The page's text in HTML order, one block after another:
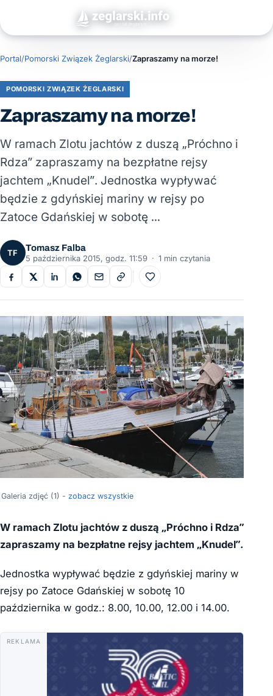
Portal/Pomorski Związek Żeglarski/Zapraszamy na morze!
POMORSKI ZWIĄZEK ŻEGLARSKI
Zapraszamy na morze!
W ramach Zlotu jachtów z duszą „Próchno i
Rdza” zapraszamy na bezpłatne rejsy
jachtem „Knudel”. Jednostka wypływać
będzie z gdyńskiej mariny w rejsy po
Zatoce Gdańskiej w sobotę …
TF
Tomasz Falba
5 października 2015, godz. 11:59 · 1 min czytania
Do ulubionych
Galeria zdjęć (1) - zobacz wszystkie
W ramach Zlotu jachtów z duszą „Próchno i Rdza”
zapraszamy na bezpłatne rejsy jachtem „Knudel”.
Jednostka wypływać będzie z gdyńskiej mariny w
rejsy po Zatoce Gdańskiej w sobotę 10
października w godz.: 8.00, 10.00, 12.00 i 14.00.
REKLAMA